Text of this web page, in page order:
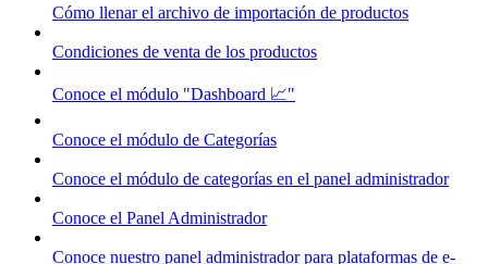
Cómo llenar el archivo de importación de productos
Condiciones de venta de los productos
Conoce el módulo "Dashboard 📈"
Conoce el módulo de Categorías
Conoce el módulo de categorías en el panel administrador
Conoce el Panel Administrador
Conoce nuestro panel administrador para plataformas de e-